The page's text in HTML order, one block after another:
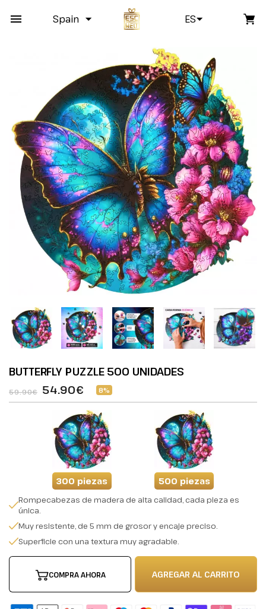
Spain ES
BUTTERFLY PUZZLE 500 UNIDADES
59.90€ 54.90€ 8%
300 piezas 500 piezas
Rompecabezas de madera de alta calidad, cada pieza es
única.
Muy resistente, de 5 mm de grosor y encaje preciso.
Superficie con una textura muy agradable.
COMPRA AHORA AGREGAR AL CARRITO